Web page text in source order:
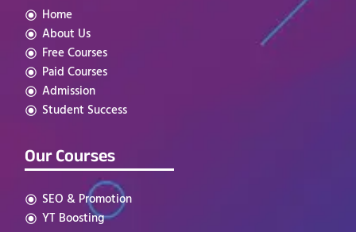
Home
About Us
Free Courses
Paid Courses
Admission
Student Success
Our Courses
SEO & Promotion
YT Boosting